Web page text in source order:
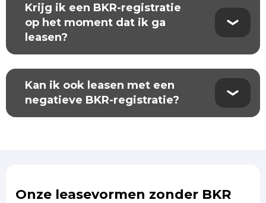
Krijg ik een BKR-registratie
op het moment dat ik ga
leasen?
Kan ik ook leasen met een
negatieve BKR-registratie?
Onze leasevormen zonder BKR